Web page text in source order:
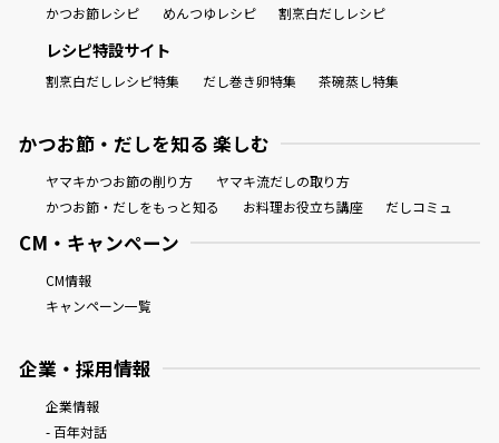
かつお節レシピ めんつゆレシピ 割烹白だしレシピ
レシピ特設サイト
割烹白だしレシピ特集 だし巻き卵特集 茶碗蒸し特集
かつお節・だしを知る 楽しむ
ヤマキかつお節の削り方
ヤマキ流だしの取り方
かつお節・だしをもっと知る
お料理お役立ち講座 だしコミュ
CM・キャンペーン
CM情報
キャンペーン一覧
企業・採用情報
企業情報
- 百年対話